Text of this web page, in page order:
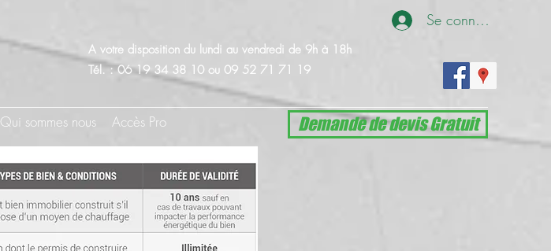
Se connecter
A votre disposition du lundi au vendredi de 9h à 18h
Tél. :06 19 34 38 10 ou 09 52 71 71 19
Demande de devis Gratuit
Qui sommes nous Accès Pro